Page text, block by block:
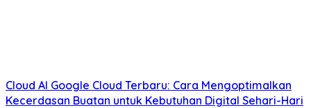
Cloud AI Google Cloud Terbaru: Cara Mengoptimalkan
Kecerdasan Buatan untuk Kebutuhan Digital Sehari-Hari